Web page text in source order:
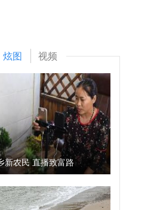
炫图 视频
新农民 直播致富路